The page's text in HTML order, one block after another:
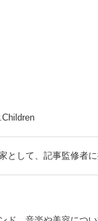
として、記事監修者